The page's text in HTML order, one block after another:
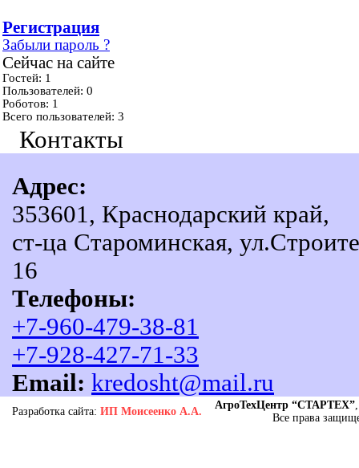
Регистрация
Забыли пароль ?
Сейчас на сайте
Гостей: 1
Пользователей: 0
Роботов: 1
Всего пользователей: 3
Контакты
Адрес:
353601, Краснодарский край,
ст-ца Староминская,
16
Телефоны:
+7-960-479-38-81
+7-928-427-71-33
Email: kredosht@mail.ru
Разработка сайта: ИП Моисеенко А.А.
АгроТехЦентр “СТАРТЕХ”
Все права